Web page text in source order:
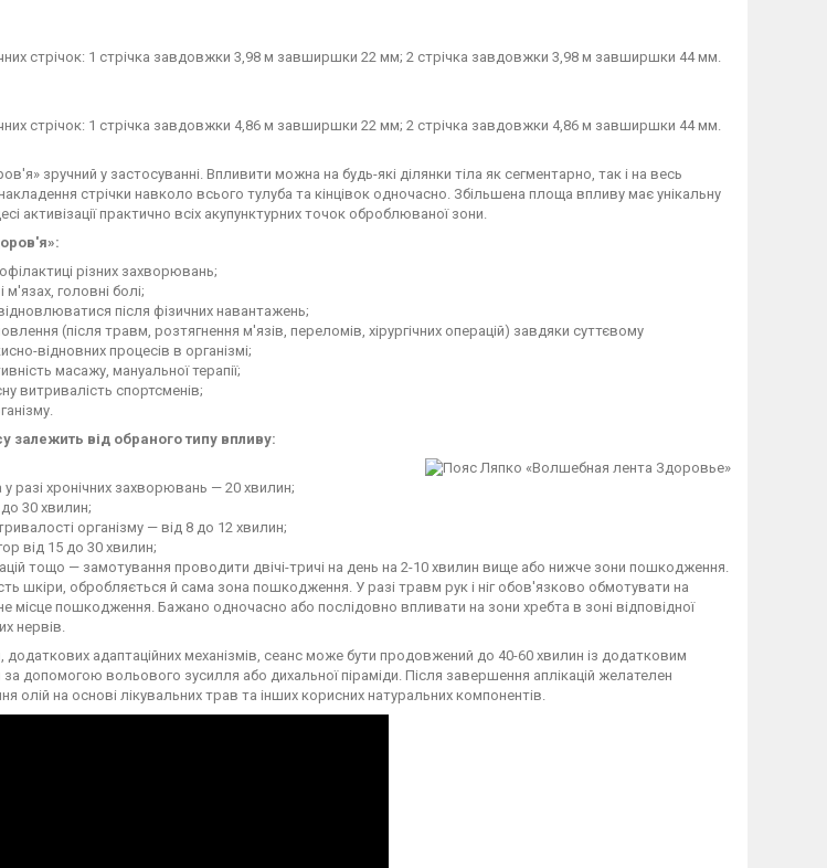
стрічок: 1 стрічка завдовжки 3,98 м завширшки 22 мм; 2 стрічка завдовжки 3,98 м завширшки 44 мм.
стрічок: 1 стрічка завдовжки 4,86 м завширшки 22 мм; 2 стрічка завдовжки 4,86 м завширшки 44 мм.
зручний у застосуванні. Впливити можна на будь-які ділянки тіла як сегментарно, так і на весь
стрічки навколо всього тулуба та кінцівок одночасно. Збільшена площа впливу має унікальну
активізації практично всіх акупунктурних точок оброблюваної зони.
різних захворювань;
м'язах, головні болі;
після фізичних навантажень;
(після травм, розтягнення м'язів, переломів, хірургічних операцій) завдяки суттєвому
відновних процесів в організмі;
масажу, мануальної терапії;
витривалість спортсменів;
залежить від обраного типу впливу:
разі хронічних захворювань — 20 хвилин;
30 хвилин;
організму — від 8 до 12 хвилин;
від 15 до 30 хвилин;
тощо — замотування проводити двічі-тричі на день на 2-10 хвилин вище або нижче зони пошкодження.
шкіри, обробляється й сама зона пошкодження. У разі травм рук і ніг обов'язково обмотувати на
місце пошкодження. Бажано одночасно або послідовно впливати на зони хребта в зоні відповідної
нервів.
адаптаційних механізмів, сеанс може бути продовжений до 40-60 хвилин із додатковим
допомогою вольового зусилля або дихальної піраміди. Після завершення аплікацій желателен
олій на основі лікувальних трав та інших корисних натуральних компонентів.